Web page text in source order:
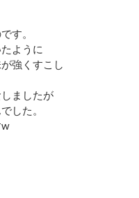
す。
ように
強くすこし
ましたが
した。